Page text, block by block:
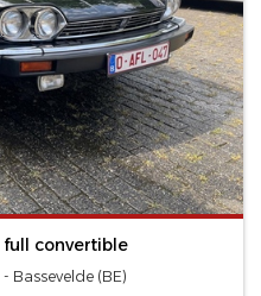
full convertible
Bassevelde (BE)